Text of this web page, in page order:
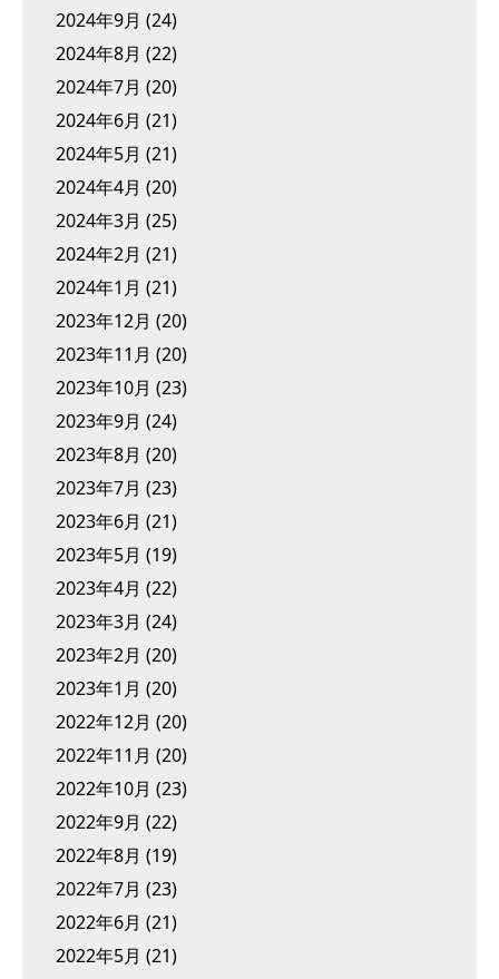
2024年9月 (24)
2024年8月 (22)
2024年7月 (20)
2024年6月 (21)
2024年5月 (21)
2024年4月 (20)
2024年3月 (25)
2024年2月 (21)
2024年1月 (21)
2023年12月 (20)
2023年11月 (20)
2023年10月 (23)
2023年9月 (24)
2023年8月 (20)
2023年7月 (23)
2023年6月 (21)
2023年5月 (19)
2023年4月 (22)
2023年3月 (24)
2023年2月 (20)
2023年1月 (20)
2022年12月 (20)
2022年11月 (20)
2022年10月 (23)
2022年9月 (22)
2022年8月 (19)
2022年7月 (23)
2022年6月 (21)
2022年5月 (21)